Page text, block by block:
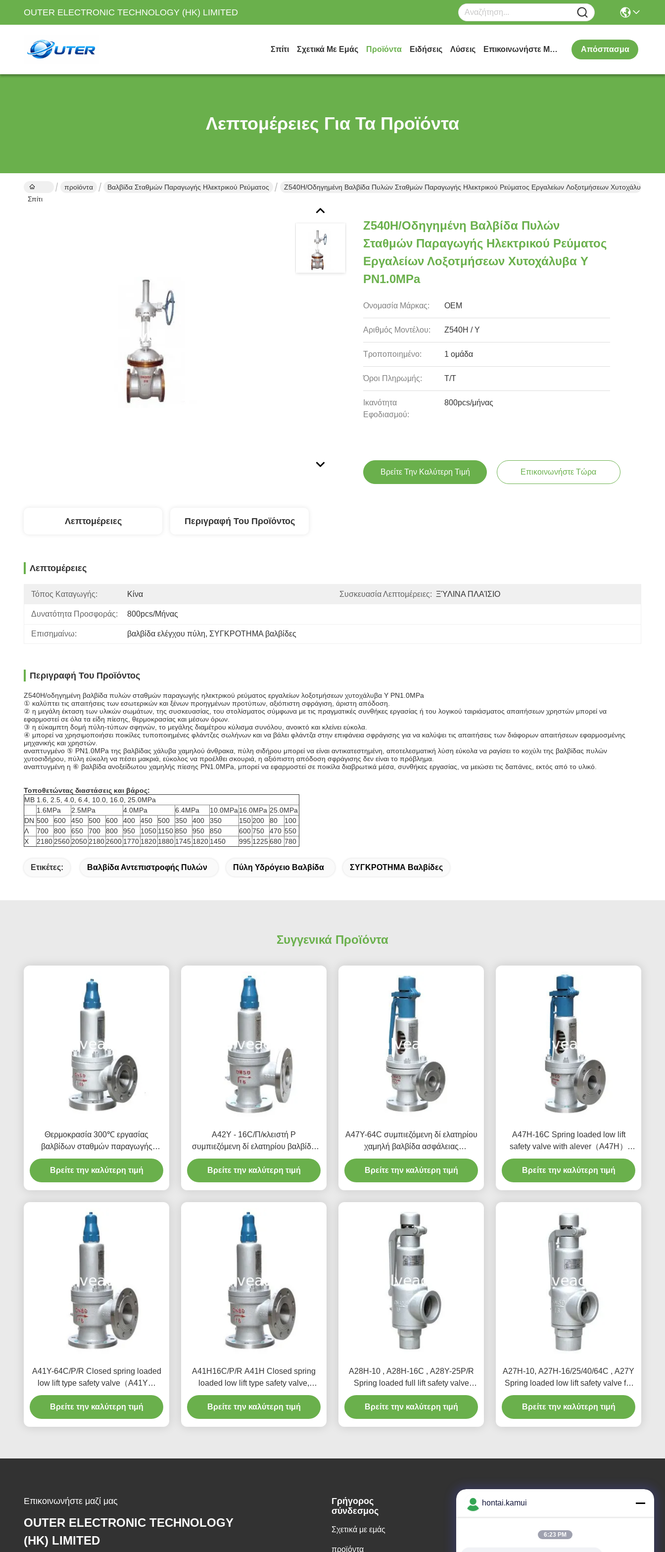
OUTER ELECTRONIC TECHNOLOGY (HK) LIMITED
Σπίτι Σχετικά Με Εμάς Προϊόντα Ειδήσεις Λύσεις Επικοινωνήστε Μαζί Μας Απόσπασμα
Λεπτομέρειες Για Τα Προϊόντα
Σπίτι
προϊόντα Βαλβίδα Σταθμών Παραγωγής Ηλεκτρικού Ρεύματος Z540H/οδηγημένη Βαλβίδα Πυλών Σταθμών Παραγωγής Ηλεκτρικού Ρεύματος Εργαλείων Λοξοτμήσεων Χυτοχάλυβα Υ
Z540H/οδηγημένη Βαλβίδα Πυλών
Σταθμών Παραγωγής Ηλεκτρικού Ρεύματος
Εργαλείων Λοξοτμήσεων Χυτοχάλυβα Υ
PN1.0MPa
Ονομασία Μάρκας: OEM
Αριθμός Μοντέλου: Z540H / Y
Τροποποιημένο: 1 ομάδα
Όροι Πληρωμής: T/T
Ικανότητα
Εφοδιασμού:
800pcs/μήνας
Βρείτε Την Καλύτερη Τιμή Επικοινωνήστε Τώρα
Λεπτομέρειες Περιγραφή Του Προϊόντος
Λεπτομέρειες
Τόπος Καταγωγής: Κίνα Συσκευασία Λεπτομέρειες: ΞΎΛΙΝΑ ΠΛΑΊΣΙΟ
Δυνατότητα Προσφοράς: 800pcs/μήνας
Επισημαίνω: βαλβίδα ελέγχου πύλη, ΣΥΓΚΡΟΤΗΜΑ βαλβίδες
Περιγραφή Του Προϊόντος
Z540H/οδηγημένη βαλβίδα πυλών σταθμών παραγωγής ηλεκτρικού ρεύματος εργαλείων λοξοτμήσεων χυτοχάλυβα Υ PN1.0MPa
① καλύπτει τις απαιτήσεις των εσωτερικών και ξένων προηγμένων προτύπων, αξιόπιστη σφράγιση, άριστη απόδοση.
② η μεγάλη έκταση των υλικών σωμάτων, της συσκευασίας, του στολίσματος σύμφωνα με τις πραγματικές συνθήκες εργασίας ή του λογικού ταιριάσματος απαιτήσεων χρηστών μπορεί να
εφαρμοστεί σε όλα τα είδη πίεσης, θερμοκρασίας και μέσων όρων.
③ η εύκαμπτη δομή πύλη-τύπων σφηνών, το μεγάλης διαμέτρου κύλισμα συνόλου, ανοικτό και κλείνει εύκολα.
④ μπορεί να χρησιμοποιήσει ποικίλες τυποποιημένες φλάντζες σωλήνων και να βάλει φλάντζα στην επιφάνεια σφράγισης για να καλύψει τις απαιτήσεις των διάφορων απαιτήσεων εφαρμοσμένης
μηχανικής και χρηστών.
αναπτυγμένο ⑤ PN1.0MPa της βαλβίδας χάλυβα χαμηλού άνθρακα, πύλη σιδήρου μπορεί να είναι αντικατεστημένη, αποτελεσματική λύση εύκολα να ραγίσει το κοχύλι της βαλβίδας πυλών
χυτοσιδήρου, πύλη εύκολη να πέσει μακριά, εύκολος να προέλθει σκουριά, η αξιόπιστη απόδοση σφράγισης δεν είναι το πρόβλημα.
αναπτυγμένη η ⑥ βαλβίδα ανοξείδωτου χαμηλής πίεσης PN1.0MPa, μπορεί να εφαρμοστεί σε ποικίλα διαβρωτικά μέσα, συνθήκες εργασίας, να μειώσει τις δαπάνες, εκτός από το υλικό.
Τοποθετώντας διαστάσεις και βάρος:
ΜΒ 1.6, 2.5, 4.0, 6.4, 10.0, 16.0, 25.0MPa
1.6MPa
2.5MPa 4.0MPa 6.4MPa 10.0MPa 16.0MPa 25.0MPa
DN 500 600 450 500 600 400 450 500 350 400 350 150 200 80
100
Λ
700 800 650 700 800 950 1050 1150 850 950 850 600750 470 550
Χ
2180 2560 2050 2180 2600 1770 1820 1880 1745 1820 1450 995 1225680 780
Ετικέτες: Βαλβίδα Αντεπιστροφής Πυλών Πύλη Υδρόγειο Βαλβίδα ΣΥΓΚΡΟΤΗΜΑ Βαλβίδες
Συγγενικά Προϊόντα
Θερμοκρασία 300℃ εργασίας
βαλβίδων σταθμών παραγωγής
ηλεκτρικού ρεύματος cOem A42Y
-64C/Π/Ρ
Βρείτε την καλύτερη τιμή
A42Y - 16C/Π/κλειστή Ρ
συμπιεζόμενη δί ελατηρίου βαλβίδα
σταθμών παραγωγής ηλεκτρικού
ρεύματος/πλήρης βαλβίδα ασφάλειας
τύπων ανελκυστήρων
Βρείτε την καλύτερη τιμή
A47Y-64C συμπιεζόμενη δί ελατηρίου
χαμηλή βαλβίδα ασφάλειας
ανελκυστήρων βαλβίδων σταθμών
παραγωγής ηλεκτρικού ρεύματος με
έναν μοχλό
Βρείτε την καλύτερη τιμή
A47H-16C Spring loaded low lift
safety valve with alever（A47H）
suitable for equipment and piping for
steam , air
Βρείτε την καλύτερη τιμή
A41Y-64C/P/R Closed spring loaded
low lift type safety valve（A41Y）
suitable for working temperature
300degree C.
Βρείτε την καλύτερη τιμή
A41H16C/P/R A41H Closed spring
loaded low lift type safety valve,
suitable for equipment and pipeline
Βρείτε την καλύτερη τιμή
A28H-10 , A28H-16C , A28Y-25P/R
Spring loaded full lift safety valve
witha lever（A28H）
Βρείτε την καλύτερη τιμή
A27H-10, A27H-16/25/40/64C , A27Y
Spring loaded low lift safety valve for
equipment and piping
Βρείτε την καλύτερη τιμή
Επικοινωνήστε μαζί μας
OUTER ELECTRONIC TECHNOLOGY
(HK) LIMITED
Γρήγορος
σύνδεσμος
Σχετικά με εμάς
προϊόντα
Η διεύθυνσή μας
Διεύθυνση εταιρείας
Αριθ. 7-Α5, κτίριο ZHONGHANGBEIYUAN, 42
hontai.kamui
6:23 PM